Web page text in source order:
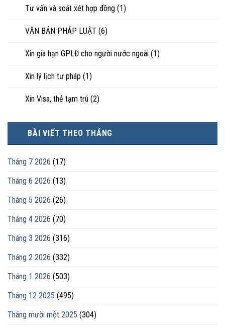
Tư vấn và soát xét hợp đồng (1)
VĂN BẢN PHÁP LUẬT (6)
Xin gia hạn GPLĐ cho người nước ngoài (1)
Xin lý lịch tư pháp (1)
Xin Visa, thẻ tạm trú (2)
BÀI VIẾT THEO THÁNG
Tháng 7 2026 (17)
Tháng 6 2026 (13)
Tháng 5 2026 (26)
Tháng 4 2026 (70)
Tháng 3 2026 (316)
Tháng 2 2026 (332)
Tháng 1 2026 (503)
Tháng 12 2025 (495)
Tháng mười một 2025 (304)